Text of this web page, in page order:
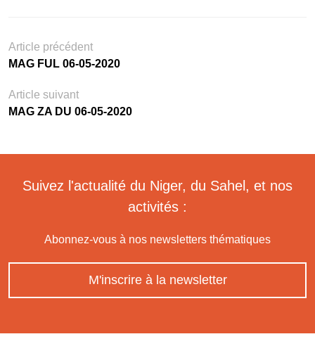
Article précédent
MAG FUL 06-05-2020
Article suivant
MAG ZA DU 06-05-2020
Suivez l'actualité du Niger, du Sahel, et nos
activités :
Abonnez-vous à nos newsletters thématiques
M'inscrire à la newsletter